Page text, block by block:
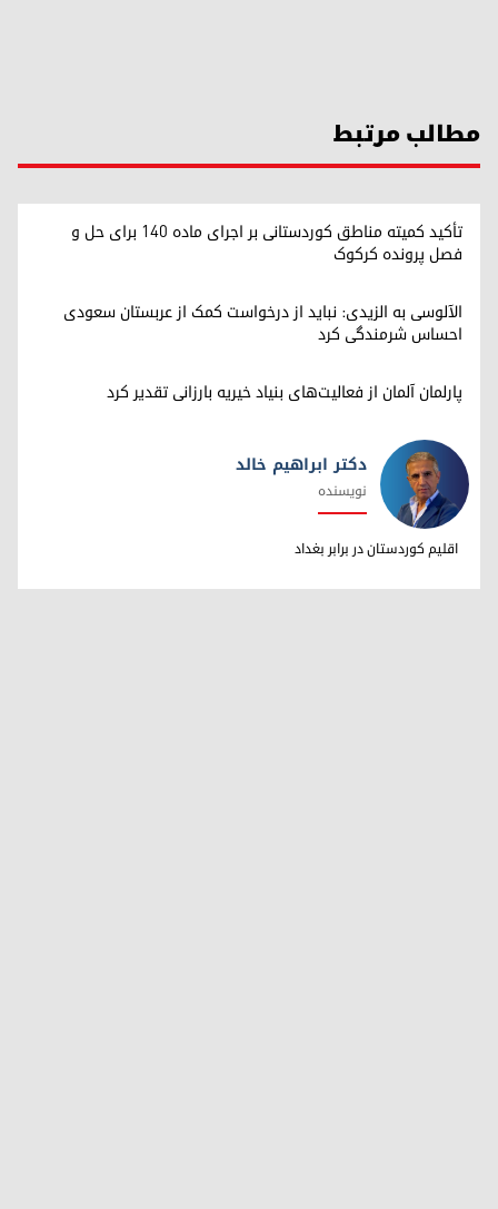
مطالب مرتبط
تأکید کمیته مناطق کوردستانی بر اجرای ماده ۱۴۰ برای حل و
فصل پرونده کرکوک
الآلوسی به الزیدی: نباید از درخواست کمک از عربستان سعودی
احساس شرمندگی کرد
پارلمان آلمان از فعالیت‌های بنیاد خیریه بارزانی تقدیر کرد
دکتر ابراهیم خالد
دکتر ابراهیم خالد
نویسنده
اقلیم کوردستان در برابر بغداد